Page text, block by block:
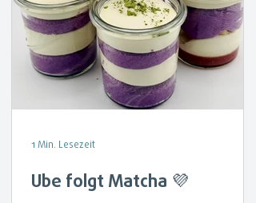
Ube folgt Matcha 💜
1 Min. Lesezeit